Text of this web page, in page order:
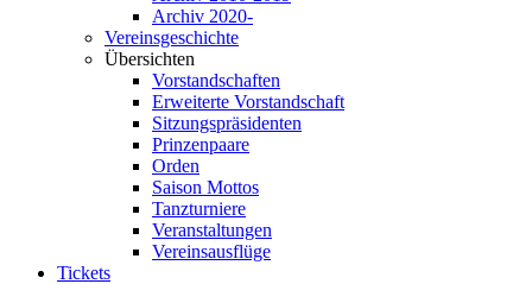
Archiv 2020-
Vereinsgeschichte
Übersichten
Vorstandschaften
Erweiterte Vorstandschaft
Sitzungspräsidenten
Prinzenpaare
Orden
Saison Mottos
Tanzturniere
Veranstaltungen
Vereinsausflüge
Tickets